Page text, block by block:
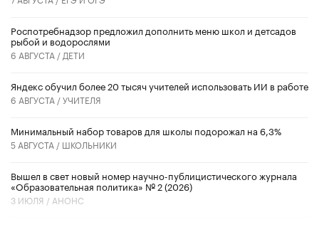
Роспотребнадзор предложил дополнить меню школ и детсадов
рыбой и водорослями
6 АВГУСТА / ДЕТИ
​Яндекс обучил более 20 тысяч учителей использовать ИИ в работе
6 АВГУСТА /УЧИТЕЛЯ
Минимальный набор товаров для школы подорожал на 6,3%
5 АВГУСТА / ШКОЛЬНИКИ
Вышел в свет новый номер научно-публицистического журнала
«Образовательная политика» № 2 (2026)
3 ИЮЛЯ / АНОНС